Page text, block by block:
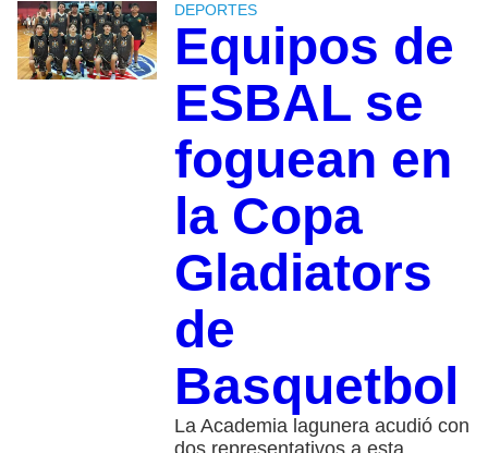
DEPORTES
Equipos de
ESBAL se
foguean en
la Copa
Gladiators
de
Basquetbol
La Academia lagunera acudió con